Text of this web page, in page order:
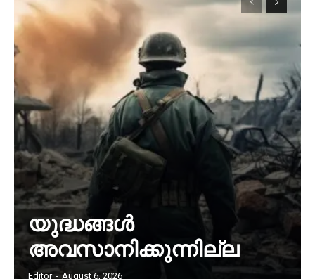
യുദ്ധങ്ങൾ
അവസാനിക്കുന്നില്ല
Editor - August 6, 2026